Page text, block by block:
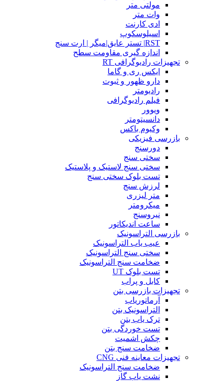
مولتی متر
وات متر
ادی کارنت
اسیلوسکوپ
RST| تستر عایق|میگر | ارت سنج
اندازه گیری مقاومت سطح
تجهیزات رادیوگرافی RT
ایکس ری و گاما
دارو ظهور و ثبوت
رادیومتر
فیلم رادیوگرافی
ویوور
دانسیتومتر
وکیوم باکس
بازرسی فیزیکی
دورسنج
سختی سنج
سختی سنج لاستیک و پلاستیک
تست بلوک سختی سنج
لرزش سنج
متر لیزری
میکرومتر
نیروسنج
ساعت اندیکاتور
بازرسی التراسونیک
عیب یاب التراسونیک
سختی سنج التراسونیک
ضخامت سنج التراسونیک
تست بلوک UT
کابل و پراب
تجهیزات بازرسی بتن
آرماتوریاب
التراسونیک بتن
ترک یاب بتن
تست خوردگی بتن
چکش اشمیت
ضخامت سنج بتن
تجهیزات معاینه فنی CNG
ضخامت سنج التراسونیک
نشت یاب گاز